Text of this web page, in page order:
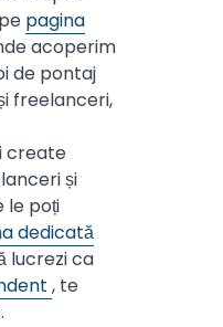
pagina
acoperim
de pontaj
freelanceri,
create
și
le poți
dedicată
lucrezi ca
, te